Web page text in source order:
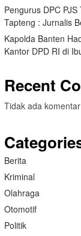
Pengurus DPC
Tapteng : Jurnalis
Kapolda Banten
Kantor DPD RI di
Recent
Tidak ada
Berita
Kriminal
Olahraga
Otomotif
Politik